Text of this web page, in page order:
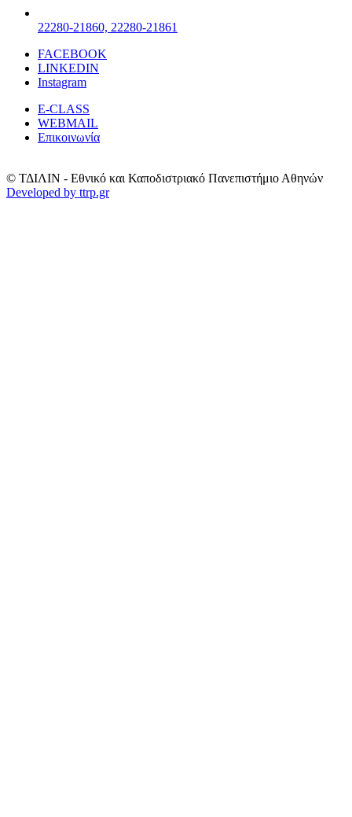
22280-21860, 22280-21861
FACEBOOK
LINKEDIN
Instagram
E-CLASS
WEBMAIL
Επικοινωνία
© ΤΔΙΛΙΝ - Εθνικό και Καποδιστριακό Πανεπιστήμιο Αθηνών
Developed by ttrp.gr